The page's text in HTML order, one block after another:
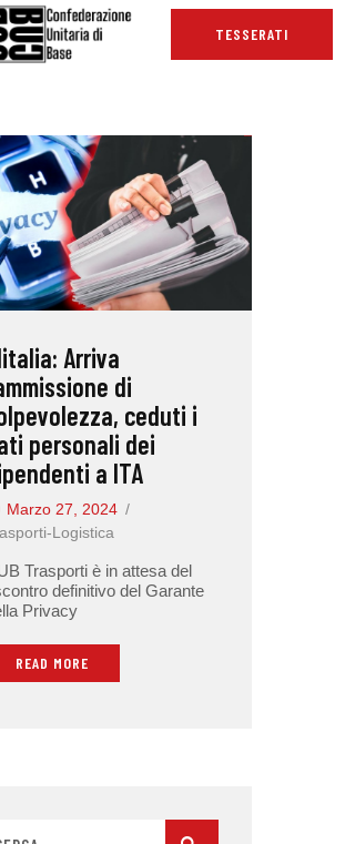
TESSERATI
CUB
STAMPA
Arriva
di
ceduti i
personali dei
a ITA
Marzo 27, 2024
Logistica
Trasporti è in attesa del
definitivo del Garante
Privacy
READ MORE